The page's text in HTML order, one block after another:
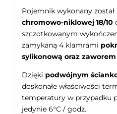
Pojemnik wykonany
chromowo-niklowej 18/10
szczotkowanym
zamykaną 4 klamrami
sylikonową oraz
Dzięki podwójnym
doskonałe właściwości
temperatury w przypadku
jedynie 6°C / godz.